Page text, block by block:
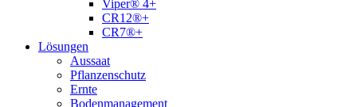
Viper® 4+
CR12®+
CR7®+
Lösungen
Aussaat
Pflanzenschutz
Ernte
Bodenmanagement